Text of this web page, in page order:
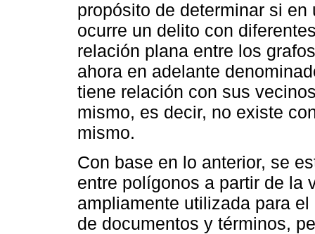
propósito de determinar si
ocurre un delito con
relación plana entre los
ahora en adelante
tiene relación con sus
mismo, es decir, no existe
mismo.
Con base en lo anterior, se
entre polígonos a partir de la
ampliamente utilizada para
de documentos y términos,